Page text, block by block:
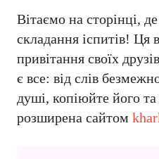
Вітаємо на сторінці,
складання іспитів! Ця
привітання своїх
є все: від слів
душі, копіюйте його
розширена сайтом